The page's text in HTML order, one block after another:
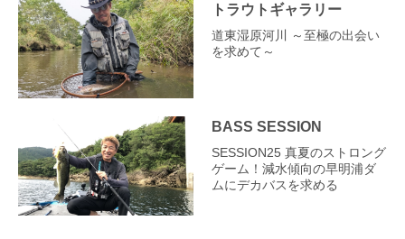
トラウトギャラリー
道東湿原河川 ～至極の出会い
を求めて～
BASS SESSION
SESSION25 真夏のストロング
ゲーム！減水傾向の早明浦ダ
ムにデカバスを求める